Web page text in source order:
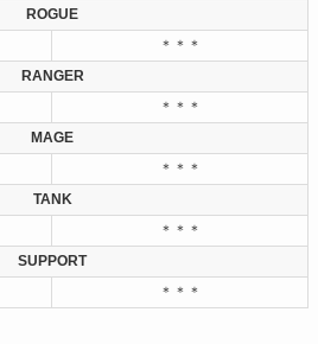
ROGUE
＊＊＊
RANGER
＊＊＊
MAGE
＊＊＊
TANK
＊＊＊
SUPPORT
＊＊＊